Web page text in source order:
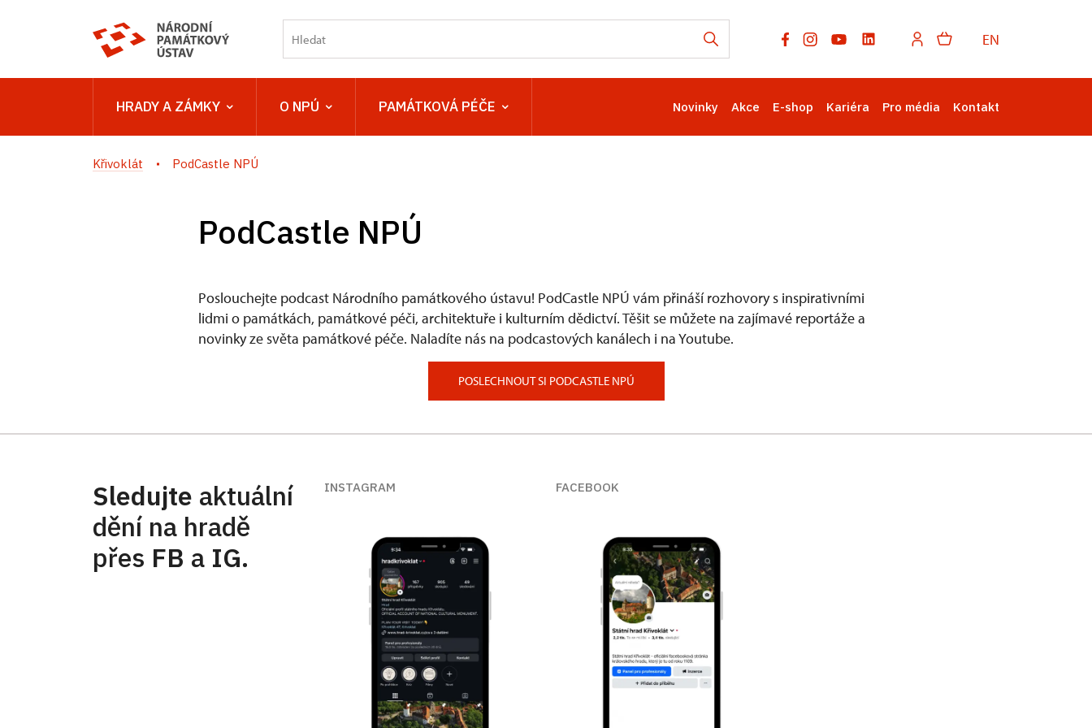
EN
HRADY A ZÁMKY O NPÚ PAMÁTKOVÁ PÉČE Novinky Akce E-shop Kariéra Pro média Kontakt
Křivoklát PodCastle NPÚ
PodCastle NPÚ
Poslouchejte podcast Národního památkového ústavu! PodCastle NPÚ vám přináší rozhovory s inspirativními
lidmi o památkách, památkové péči, architektuře i kulturním dědictví. Těšit se můžete na zajímavé reportáže a
novinky ze světa památkové péče. Naladíte nás na podcastových kanálech i na Youtube.
POSLECHNOUT SI PODCASTLE NPÚ
Sledujte aktuální
dění na hradě
přes FB a IG.
INSTAGRAM FACEBOOK